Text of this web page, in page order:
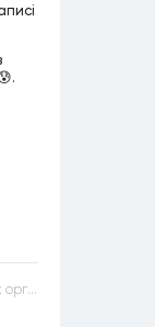
Акти Кабінету Міністрів та інших органів державної влади як джерела конституційного права